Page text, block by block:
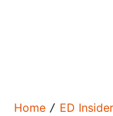
Home / ED Insider